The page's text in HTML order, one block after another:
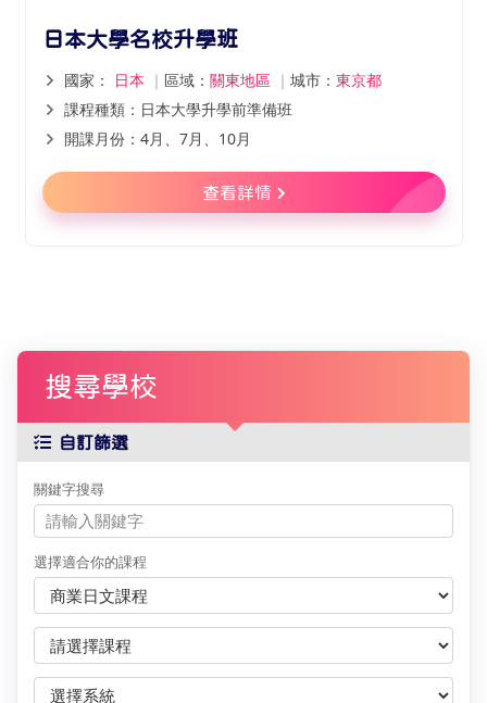
日本大學名校升學班
國家： 日本 ｜ 區域： 關東地區 ｜ 城市： 東京都
課程種類：日本大學升學前準備班
開課月份：4月、7月、10月
查看詳情
搜尋學校
自訂篩選
關鍵字搜尋
選擇適合你的課程